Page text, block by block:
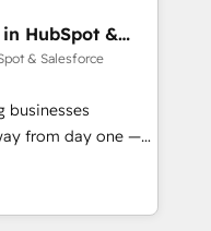
SMEs across the
into the growth
HubSpot &
& Salesforce
businesses
from day one —
and Salesforce, we